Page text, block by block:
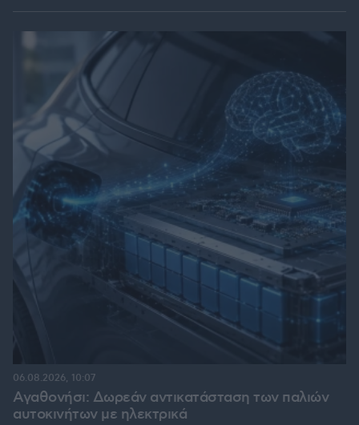
Αγαθονήσι: Δωρεάν αντικατάσταση των παλιών
αυτοκινήτων με ηλεκτρικά
06.08.2026, 10:07